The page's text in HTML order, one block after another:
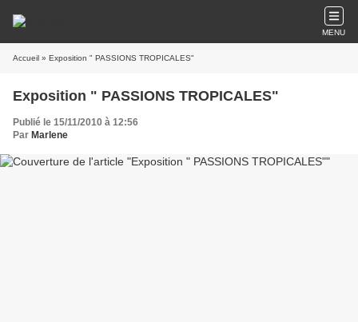
MENU
Accueil » Exposition " PASSIONS TROPICALES"
Exposition " PASSIONS TROPICALES"
Publié le 15/11/2010 à 12:56
Par Marlene